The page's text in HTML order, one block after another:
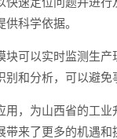
科学依据。
可以实时监测生
和分析，可以避
，为山西省的工
来了更多的机遇和